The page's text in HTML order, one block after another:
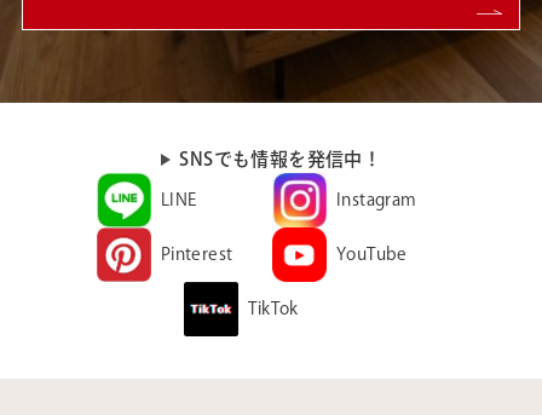
SNSでも情報を発信中！
LINE Instagram
Pinterest YouTube
TikTok